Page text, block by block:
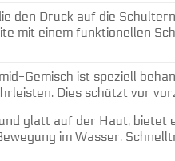
den Druck auf die
mit einem funktionellen
Gemisch ist speziell
Dies schützt vor
glatt auf der Haut, bietet
im Wasser.